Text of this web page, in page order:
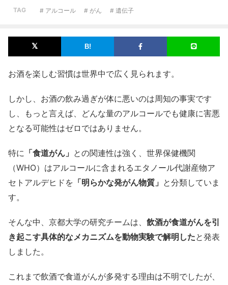
TAG # アルコール # がん # 遺伝子
お酒を楽しむ習慣は世界中で広く見られます。
しかし、お酒の飲み過ぎが体に悪いのは周知の事実です
し、もっと言えば、どんな量のアルコールでも健康に害悪
となる可能性はゼロではありません。
特に 「食道がん」 との関連性は強く、世界保健機関
（WHO）はアルコールに含まれるエタノール代謝産物ア
セトアルデヒドを 「明らかな発がん物質」 と分類していま
す。
そんな中、京都大学の研究チームは、 飲酒が食道がんを引
き起こす具体的なメカニズムを動物実験で解明したと発表
しました。
これまで飲酒で食道がんが多発する理由は不明でしたが、